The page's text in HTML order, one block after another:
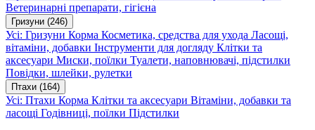
Ветеринарні препарати, гігієна
Гризуни (246)
Усі: Гризуни Корма Косметика, средства для ухода Ласощі,
вітаміни, добавки Інструменти для догляду Клітки та
аксесуари Миски, поїлки Туалети, наповнювачі, підстилки
Повідки, шлейки, рулетки
Птахи (164)
Усі: Птахи Корма Клітки та аксесуари Вітаміни, добавки та
ласощі Годівниці, поїлки Підстилки